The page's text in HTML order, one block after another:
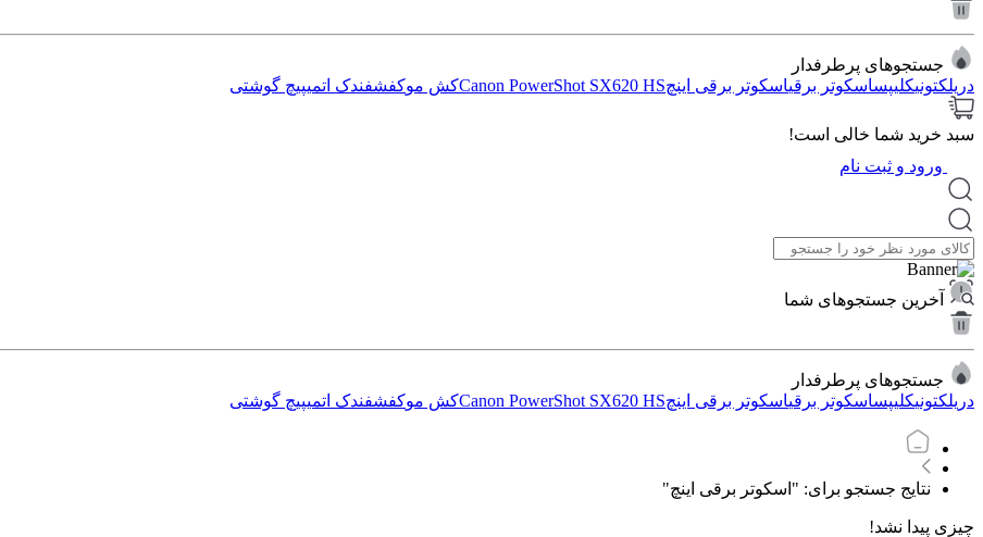
جستجوهای پرطرفدار
دریلکتونیکلیپساسکوتر برقیاسکوتر برقی اینچCanon PowerShot SX620 HSکش موکفشفندک اتمیپیچ گوشتی
سبد خرید شما خالی است!
ورود و ثبت نام
آخرین جستجوهای شما
جستجوهای پرطرفدار
دریلکتونیکلیپساسکوتر برقیاسکوتر برقی اینچCanon PowerShot SX620 HSکش موکفشفندک اتمیپیچ گوشتی
نتایج جستجو برای: "اسکوتر برقی اینچ"
چیزی پیدا نشد!